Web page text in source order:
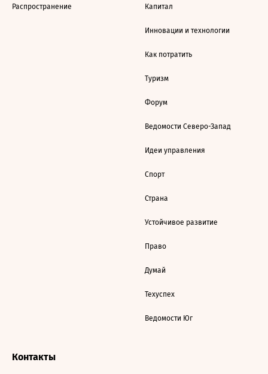
Распространение Капитал
Инновации и технологии
Как потратить
Туризм
Форум
Ведомости Северо-Запад
Идеи управления
Спорт
Страна
Устойчивое развитие
Право
Думай
Техуспех
Ведомости Юг
Контакты